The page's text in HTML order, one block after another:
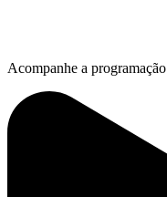
Acompanhe a programação